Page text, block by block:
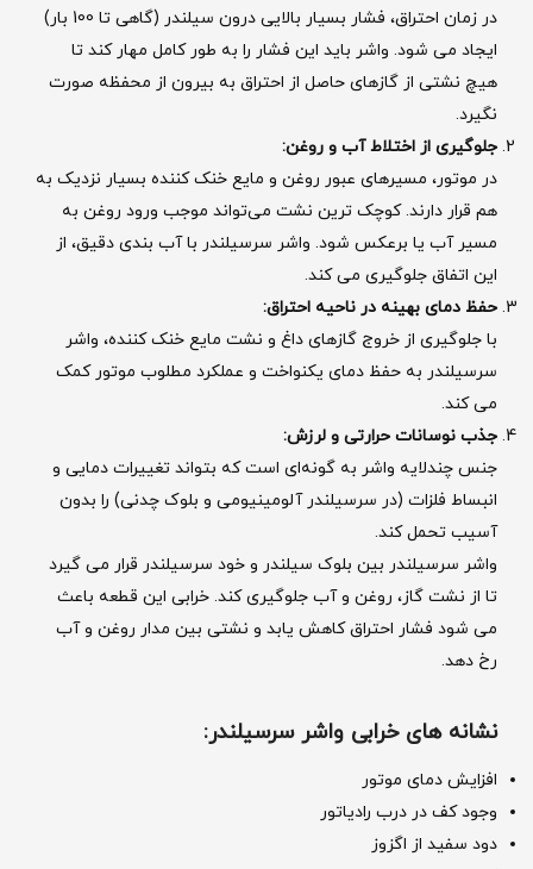
در زمان احتراق، فشار بسیار بالایی درون سیلندر (گاهی تا 100 بار)
ایجاد می‌ شود. واشر باید این فشار را به طور کامل مهار کند تا
هیچ نشتی از گازهای حاصل از احتراق به بیرون از محفظه صورت
نگیرد.
جلوگیری از اختلاط آب و روغن:
در موتور، مسیرهای عبور روغن و مایع خنک ‌کننده بسیار نزدیک به
هم قرار دارند. کوچک ‌ترین نشت می‌تواند موجب ورود روغن به
مسیر آب یا برعکس شود. واشر سرسیلندر با آب ‌بندی دقیق، از
این اتفاق جلوگیری می ‌کند.
حفظ دمای بهینه در ناحیه احتراق:
با جلوگیری از خروج گازهای داغ و نشت مایع خنک‌ کننده، واشر
سرسیلندر به حفظ دمای یکنواخت و عملکرد مطلوب موتور کمک
می‌ کند.
جذب نوسانات حرارتی و لرزش:
جنس چندلایه واشر به گونه‌ای است که بتواند تغییرات دمایی و
انبساط فلزات (در سرسیلندر آلومینیومی و بلوک چدنی) را بدون
آسیب تحمل کند.
واشر سرسیلندر بین بلوک سیلندر و خود سرسیلندر قرار می ‌گیرد
تا از نشت گاز، روغن و آب جلوگیری کند. خرابی این قطعه باعث
می ‌شود فشار احتراق کاهش یابد و نشتی بین مدار روغن و آب
رخ دهد.
نشانه ‌های خرابی واشر سرسیلندر:
افزایش دمای موتور
وجود کف در درب رادیاتور
دود سفید از اگزوز